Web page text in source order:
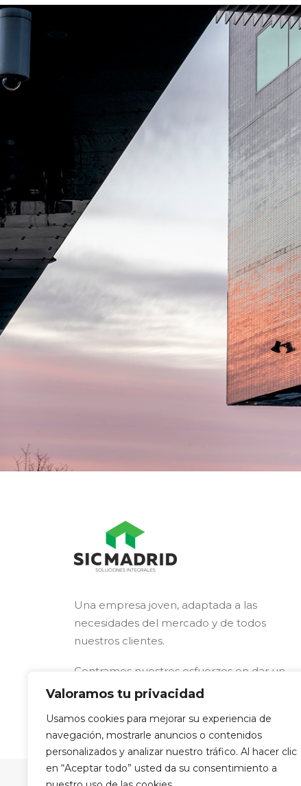
Valoramos tu privacidad
Usamos cookies para mejorar su experiencia de
navegación, mostrarle anuncios o contenidos
personalizados y analizar nuestro tráfico. Al hacer clic
en “Aceptar todo” usted da su consentimiento a
Una empresa joven, adaptada a las
necesidades del mercado y de todos
nuestros clientes.
Centramos nuestros esfuerzos en dar un
servicio integral resolviendo de principio a
para clientes externos al sector.